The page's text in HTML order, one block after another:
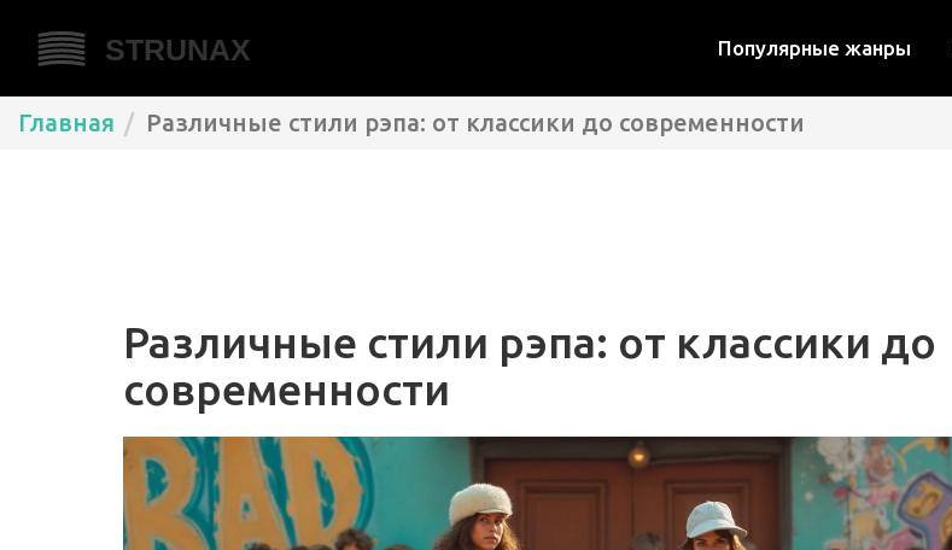
Популярные жанры
Главная Различные стили рэпа: от классики до современности
Различные стили рэпа: от классики до
современности